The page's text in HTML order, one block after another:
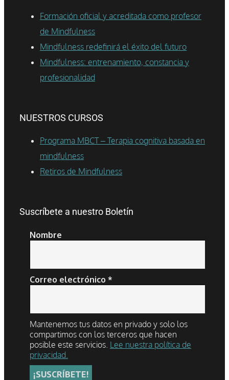
Formación oficial y acreditada como profesor
de Mindfulness
Mindfulness redefinirá el éxito del futuro
Mindfulness: entrenamiento, constancia y
profesionalidad
NUESTROS CURSOS
Programa MBCT – Terapia cognitiva basada en
mindfulness
Retiros de Mindfulness
Suscríbete a nuestro Boletín
Nombre
Correo electrónico *
Mantenemos tus datos en privado y solo los
compartimos con los terceros que hacen
posible este servicios. Lee nuestra política de
privacidad.